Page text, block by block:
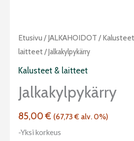
Etusivu / JALKAHOIDOT /
laitteet/ Jalkakylpykärry
Kalusteet & laitteet
Jalkakylpykärry
85,00€ (67,73€ alv. 0%)
-Yksi korkeus
Jalkakylpykärry
määrä